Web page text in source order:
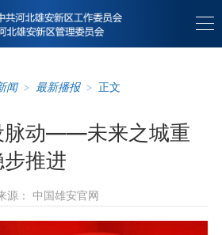
闻 > 最新播报 > 正文
脉动——未来之城重
推进
源： 中国雄安官网